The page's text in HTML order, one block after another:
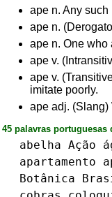
ape n. Any such
ape n.
ape n. One who
ape v.
ape v.
imitate poorly.
ape adj. (Slang)
45 palavras portuguesas
abelha Ação
apartamento
Botânica